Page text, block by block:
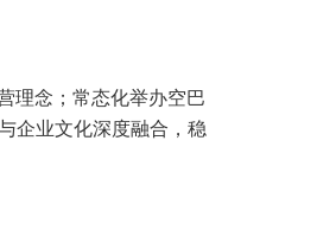
理念；常态化举办空巴
企业文化深度融合，稳